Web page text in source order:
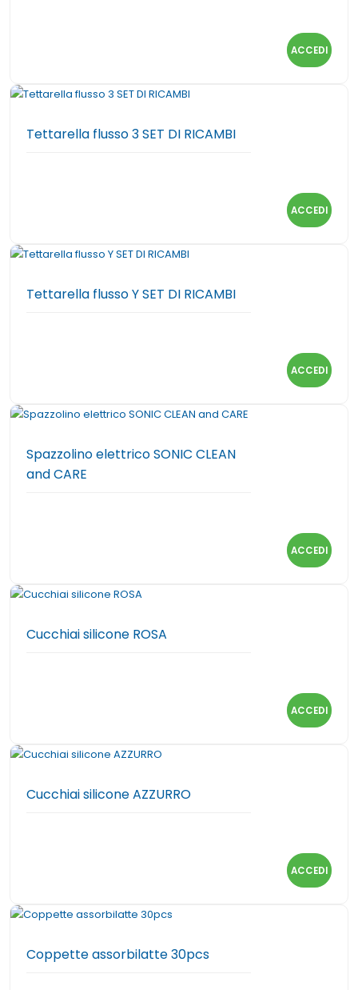
ACCEDI
Tettarella flusso 3 SET DI RICAMBI
ACCEDI
Tettarella flusso Y SET DI RICAMBI
ACCEDI
Spazzolino elettrico SONIC CLEAN
and CARE
ACCEDI
Cucchiai silicone ROSA
ACCEDI
Cucchiai silicone AZZURRO
ACCEDI
Coppette assorbilatte 30pcs